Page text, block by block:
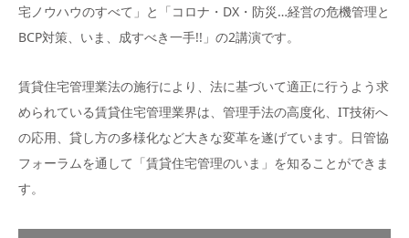
宅ノウハウのすべて」と「コロナ・DX・防災…経営の危機管理と
BCP対策、いま、成すべき一手!!」の2講演です。
賃貸住宅管理業法の施行により、法に基づいて適正に行うよう求
められている賃貸住宅管理業界は、管理手法の高度化、IT技術へ
の応用、貸し方の多様化など大きな変革を遂げています。日管協
フォーラムを通して「賃貸住宅管理のいま」を知ることができま
す。